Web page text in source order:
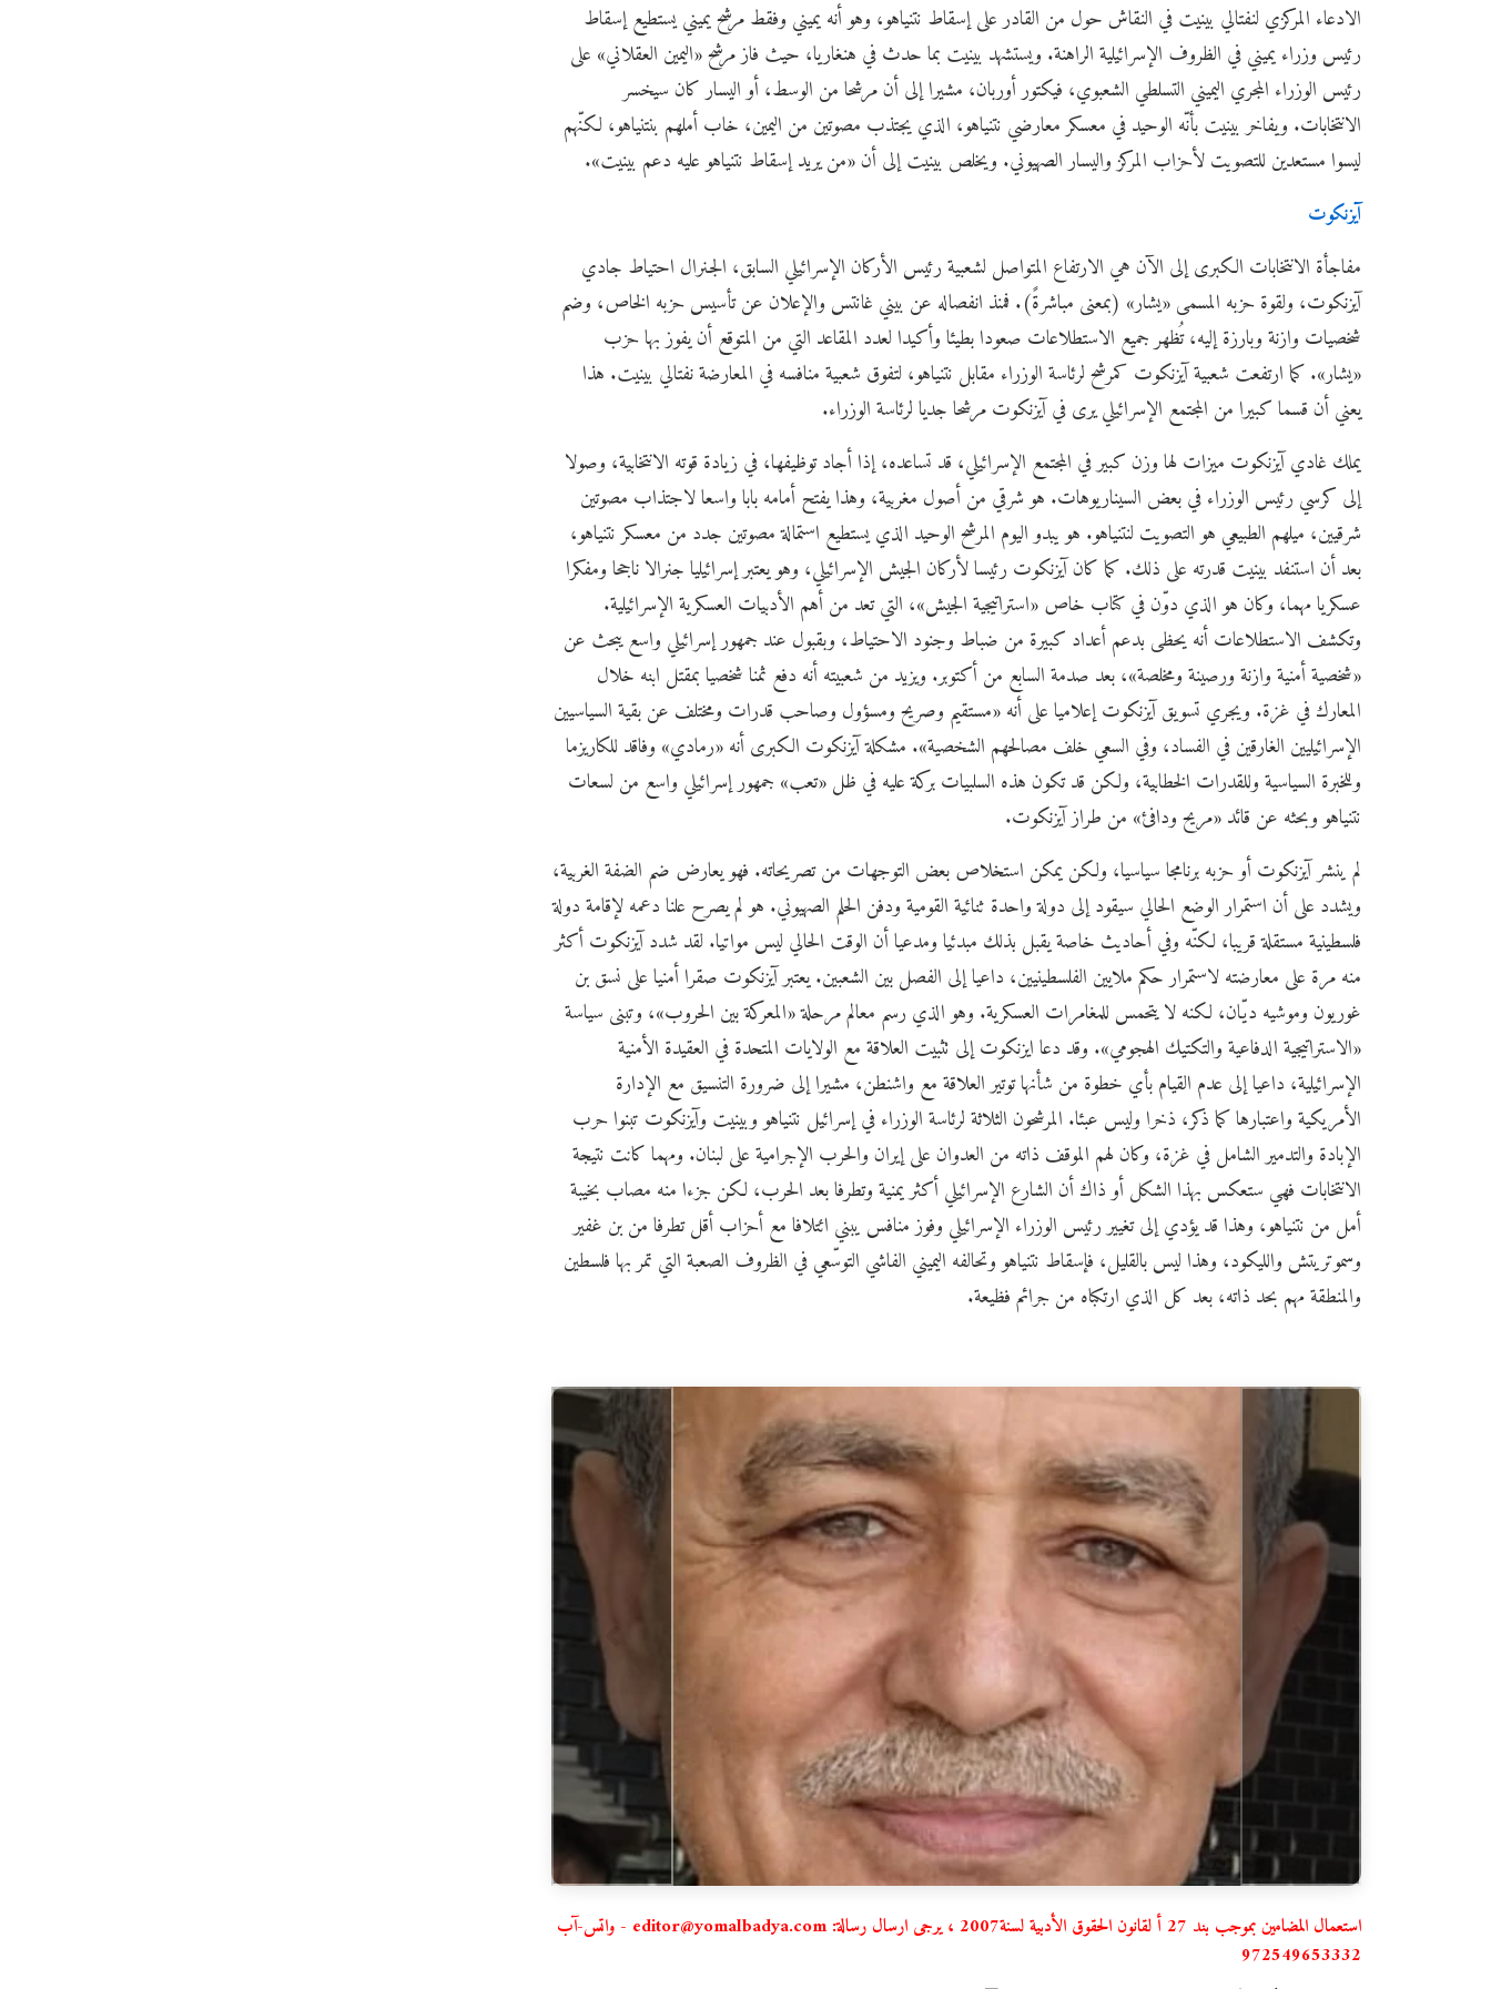
الادعاء المركزي لنفتالي بينيت في النقاش حول من القادر على إسقاط نتنياهو، وهو أنه يميني وفقط مرشح يميني يستطيع إسقاط
رئيس وزراء يميني في الظروف الإسرائيلية الراهنة. ويستشهد بينيت بما حدث في هنغاريا، حيث فاز مرشح «اليمين العقلاني» على
رئيس الوزراء المجري اليميني التسلطي الشعبوي، فيكتور أوربان، مشيرا إلى أن مرشحا من الوسط، أو اليسار كان سيخسر
الانتخابات. ويفاخر بينيت بأنّه الوحيد في معسكر معارضي نتنياهو، الذي يجتذب مصوتين من اليمين، خاب أملهم بنتنياهو، لكنّهم
ليسوا مستعدين للتصويت لأحزاب المركز واليسار الصهيوني. ويخلص بينيت إلى أن «من يريد إسقاط نتنياهو عليه دعم بينيت».
آيزنكوت
مفاجأة الانتخابات الكبرى إلى الآن هي الارتفاع المتواصل لشعبية رئيس الأركان الإسرائيلي السابق، الجنرال احتياط جادي
آيزنكوت، ولقوة حزبه المسمى «يشار» (بمعنى مباشرةً). فمنذ انفصاله عن بيني غانتس والإعلان عن تأسيس حزبه الخاص، وضم
شخصيات وازنة وبارزة إليه، تُظهر جميع الاستطلاعات صعودا بطيئا وأكيدا لعدد المقاعد التي من المتوقع أن يفوز بها حزب
«يشار». كما ارتفعت شعبية آيزنكوت كمرشح لرئاسة الوزراء مقابل نتنياهو، لتفوق شعبية منافسه في المعارضة نفتالي بينيت. هذا
يعني أن قسما كبيرا من المجتمع الإسرائيلي يرى في آيزنكوت مرشحا جديا لرئاسة الوزراء.
يملك غادي آيزنكوت ميزات لها وزن كبير في المجتمع الإسرائيلي، قد تساعده، إذا أجاد توظيفها، في زيادة قوته الانتخابية، وصولا
إلى كرسي رئيس الوزراء في بعض السيناريوهات. هو شرقي من أصول مغربية، وهذا يفتح أمامه بابا واسعا لاجتذاب مصوتين
شرقيين، ميلهم الطبيعي هو التصويت لنتنياهو. هو يبدو اليوم المرشح الوحيد الذي يستطيع استمالة مصوتين جدد من معسكر نتنياهو،
بعد أن استنفد بينيت قدرته على ذلك. كما كان آيزنكوت رئيسا لأركان الجيش الإسرائيلي، وهو يعتبر إسرائيليا جنرالا ناجحا ومفكرا
عسكريا مهما، وكان هو الذي دوّن في كتاب خاص «استراتيجية الجيش»، التي تعد من أهم الأدبيات العسكرية الإسرائيلية.
وتكشف الاستطلاعات أنه يحظى بدعم أعداد كبيرة من ضباط وجنود الاحتياط، وبقبول عند جمهور إسرائيلي واسع يبحث عن
«شخصية أمنية وازنة ورصينة ومخلصة»، بعد صدمة السابع من أكتوبر. ويزيد من شعبيته أنه دفع ثمنا شخصيا بمقتل ابنه خلال
المعارك في غزة. ويجري تسويق آيزنكوت إعلاميا على أنه «مستقيم وصريح ومسؤول وصاحب قدرات ومختلف عن بقية السياسيين
الإسرائيليين الغارقين في الفساد، وفي السعي خلف مصالحهم الشخصية». مشكلة آيزنكوت الكبرى أنه «رمادي» وفاقد للكاريزما
وللخبرة السياسية وللقدرات الخطابية، ولكن قد تكون هذه السلبيات بركة عليه في ظل «تعب» جمهور إسرائيلي واسع من لسعات
نتنياهو وبحثه عن قائد «مريح ودافئ» من طراز آيزنكوت.
لم ينشر آيزنكوت أو حزبه برنامجا سياسيا، ولكن يمكن استخلاص بعض التوجهات من تصريحاته. فهو يعارض ضم الضفة الغربية،
ويشدد على أن استمرار الوضع الحالي سيقود إلى دولة واحدة ثنائية القومية ودفن الحلم الصهيوني. هو لم يصرح علنا دعمه لإقامة دولة
فلسطينية مستقلة قريبا، لكنّه وفي أحاديث خاصة يقبل بذلك مبدئيا ومدعيا أن الوقت الحالي ليس مواتيا. لقد شدد آيزنكوت أكثر
منه مرة على معارضته لاستمرار حكم ملايين الفلسطينيين، داعيا إلى الفصل بين الشعبين. يعتبر آيزنكوت صقرا أمنيا على نسق بن
غوريون وموشيه ديّان، لكنه لا يتحمس للمغامرات العسكرية. وهو الذي رسم معالم مرحلة «المعركة بين الحروب»، وتبنى سياسة
«الاستراتيجية الدفاعية والتكتيك الهجومي». وقد دعا ايزنكوت إلى تثبيت العلاقة مع الولايات المتحدة في العقيدة الأمنية
الإسرائيلية، داعيا إلى عدم القيام بأي خطوة من شأنها توتير العلاقة مع واشنطن، مشيرا إلى ضرورة التنسيق مع الإدارة
الأمريكية واعتبارها كما ذكر، ذخرا وليس عبئا. المرشحون الثلاثة لرئاسة الوزراء في إسرائيل نتنياهو وبينيت وآيزنكوت تبنوا حرب
الإبادة والتدمير الشامل في غزة، وكان لهم الموقف ذاته من العدوان على إيران والحرب الإجرامية على لبنان. ومهما كانت نتيجة
الانتخابات فهي ستعكس بهذا الشكل أو ذاك أن الشارع الإسرائيلي أكثر يمنية وتطرفا بعد الحرب، لكن جزءا منه مصاب بخيبة
أمل من نتنياهو، وهذا قد يؤدي إلى تغيير رئيس الوزراء الإسرائيلي وفوز منافس يبني ائتلافا مع أحزاب أقل تطرفا من بن غفير
وسموتريتش والليكود، وهذا ليس بالقليل، فإسقاط نتنياهو وتحالفه اليميني الفاشي التوسّعي في الظروف الصعبة التي تمر بها فلسطين
والمنطقة مهم بحد ذاته، بعد كل الذي ارتكباه من جرائم فظيعة.
استعمال المضامين بموجب بند 27 أ لقانون الحقوق الأدبية لسنة2007 ، يرجى ارسال رسالة: editor@yomalbadya.com - واتس-آب
972549653332